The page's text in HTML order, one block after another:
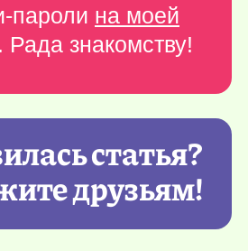
пароли на моей
. Рада знакомству!
статья?
друзьям!